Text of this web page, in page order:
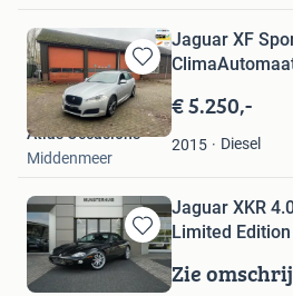
Bewaren
in
Mijn
Favorieten
Jaguar XF
€ 5.250,-
2015 Diesel
Atlas Occasions
Middenmeer
Bewaren
in
Jaguar XKR
Limited
Zie